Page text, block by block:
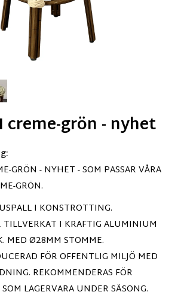
creme-grön - nyhet
GRÖN - NYHET - SOM PASSAR VÅRA
GRÖN.
I KONSTROTTING.
TILLVERKAT I KRAFTIG ALUMINIUM
MED Ø28MM STOMME.
FÖR OFFENTLIG MILJÖ MED
REKOMMENDERAS FÖR
LAGERVARA UNDER SÄSONG.